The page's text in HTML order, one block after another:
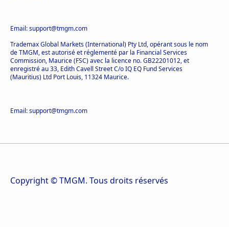
Email: support@tmgm.com
Trademax Global Markets (International) Pty Ltd, opérant sous le nom
de TMGM, est autorisé et réglementé par la Financial Services
Commission, Maurice (FSC) avec la licence no. GB22201012, et
enregistré au 33, Edith Cavell Street C/o IQ EQ Fund Services
(Mauritius) Ltd Port Louis, 11324 Maurice.
Email: support@tmgm.com
Copyright © TMGM. Tous droits réservés